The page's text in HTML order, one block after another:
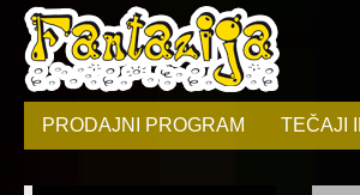
PRODAJNI PROGRAM TEČAJI